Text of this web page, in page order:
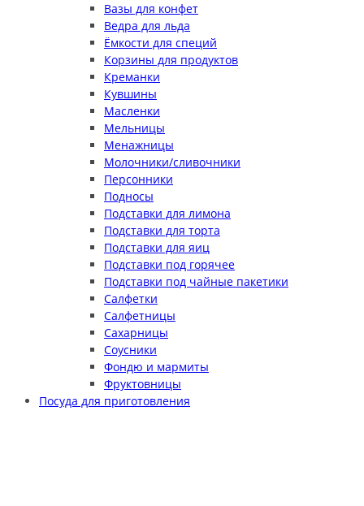
Вазы для конфет
Ведра для льда
Ёмкости для специй
Корзины для продуктов
Креманки
Кувшины
Масленки
Мельницы
Менажницы
Молочники/сливочники
Персонники
Подносы
Подставки для лимона
Подставки для торта
Подставки для яиц
Подставки под горячее
Подставки под чайные пакетики
Салфетки
Салфетницы
Сахарницы
Соусники
Фондю и мармиты
Фруктовницы
Посуда для приготовления